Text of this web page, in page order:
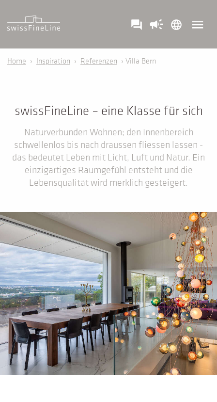
question_answer campaign language menu
Home › Inspiration › Referenzen › Villa Bern
swissFineLine – eine Klasse für sich
Naturverbunden Wohnen; den Innenbereich
schwellenlos bis nach draussen fliessen lassen -
das bedeutet Leben mit Licht, Luft und Natur. Ein
einzigartiges Raumgefühl entsteht und die
Lebensqualität wird merklich gesteigert.